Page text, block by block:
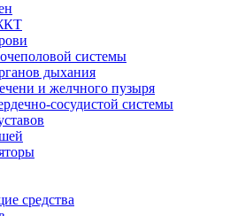
системы
дыхания
и желчного пузыря
сосудистой системы
средства